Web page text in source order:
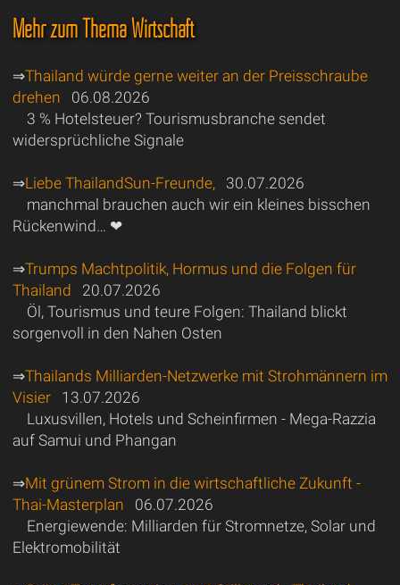
Mehr zum Thema Wirtschaft
⇒Thailand würde gerne weiter an der Preisschraube
drehen 06.08.2026
3 % Hotelsteuer? Tourismusbranche sendet
widersprüchliche Signale
⇒Liebe ThailandSun-Freunde,30.07.2026
manchmal brauchen auch wir ein kleines bisschen
Rückenwind… ❤
⇒Trumps Machtpolitik, Hormus und die Folgen für
Thailand 20.07.2026
Öl, Tourismus und teure Folgen: Thailand blickt
sorgenvoll in den Nahen Osten
⇒Thailands Milliarden-Netzwerke mit Strohmännern im
Visier13.07.2026
Luxusvillen, Hotels und Scheinfirmen - Mega-Razzia
auf Samui und Phangan
⇒Mit grünem Strom in die wirtschaftliche Zukunft -
Thai-Masterplan 06.07.2026
Energiewende: Milliarden für Stromnetze, Solar und
Elektromobilität